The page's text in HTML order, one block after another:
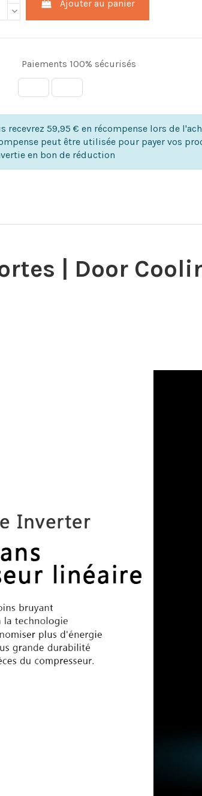
Ajouter au panier
Paiements 100% sécurisés
recevrez 59,95 € en récompense lors de
peut être utilisée pour payer vos
en bon de réduction
| Door